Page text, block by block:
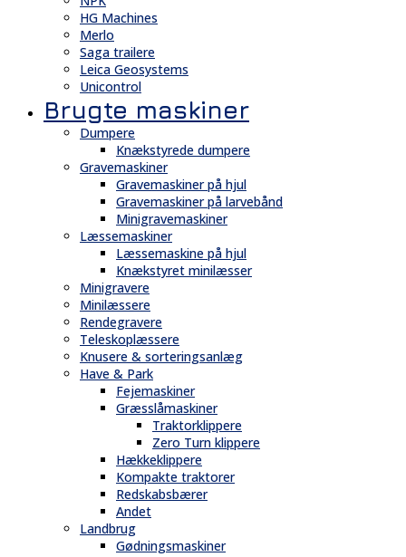
HG Machines
Merlo
Saga trailere
Leica Geosystems
Unicontrol
Brugte maskiner
Dumpere
Knækstyrede dumpere
Gravemaskiner
Gravemaskiner på hjul
Gravemaskiner på larvebånd
Minigravemaskiner
Læssemaskiner
Læssemaskine på hjul
Knækstyret minilæsser
Minigravere
Minilæssere
Rendegravere
Teleskoplæssere
Knusere & sorteringsanlæg
Have & Park
Fejemaskiner
Græsslåmaskiner
Traktorklippere
Zero Turn klippere
Hækkeklippere
Kompakte traktorer
Redskabsbærer
Andet
Landbrug
Gødningsmaskiner